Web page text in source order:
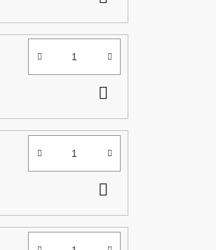
KOŠÍKU
KOŠÍKU
KOŠÍKU